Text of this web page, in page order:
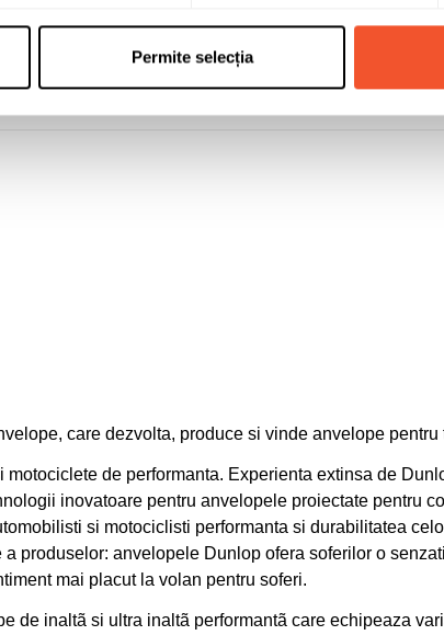
Permite selecția3188649820504
care dezvolta, produce si vinde anvelope
de performanta. Experienta extinsa de
inovatoare pentru anvelopele proiectate pentru
si motociclisti performanta si durabilitatea
produselor: anvelopele Dunlop ofera soferilor o
mai placut la volan pentru soferi.
de inaltã si ultra inaltã performantã care echipeaza